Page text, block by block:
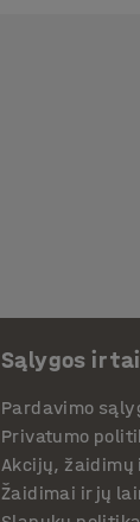
Sąlygos ir
Pardavimo
Privatumo
Akcijų, žaidimų
Žaidimai ir jų